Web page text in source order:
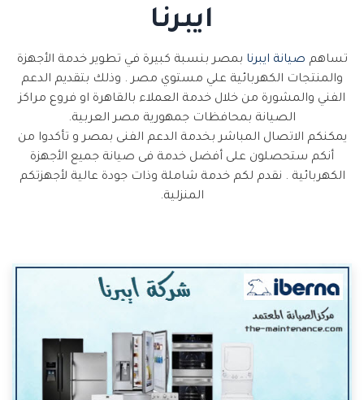
ايبرنا
تساهم صيانة ايبرنا بمصر بنسبة كبيرة في تطوير خدمة الأجهزة
والمنتجات الكهربائية علي مستوي مصر . وذلك بتقديم الدعم
الفني والمشورة من خلال خدمة العملاء بالقاهرة او فروع مراكز
الصيانة بمحافظات جمهورية مصر العربية.
يمكنكم الاتصال المباشر بخدمة الدعم الفنى بمصر و تأكدوا من
أنكم ستحصلون على أفضل خدمة فى صيانة جميع الأجهزة
الكهربائية . نقدم لكم خدمة شاملة وذات جودة عالية لأجهزتكم
المنزلية.